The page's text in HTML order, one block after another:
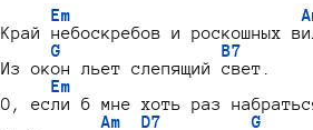
Em
Край небоскребов и роскошных
G                B7
Из окон льет слепящий свет.
Em
О, если б мне хоть раз
Am  D7         G